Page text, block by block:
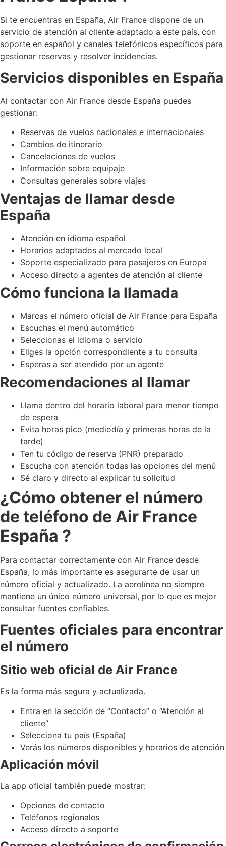
Si te encuentras en España, Air France dispone de un
servicio de atención al cliente adaptado a este país, con
soporte en español y canales telefónicos específicos para
gestionar reservas y resolver incidencias.
Servicios disponibles en España
Al contactar con Air France desde España puedes
gestionar:
Reservas de vuelos nacionales e internacionales
Cambios de itinerario
Cancelaciones de vuelos
Información sobre equipaje
Consultas generales sobre viajes
Ventajas de llamar desde
España
Atención en idioma español
Horarios adaptados al mercado local
Soporte especializado para pasajeros en Europa
Acceso directo a agentes de atención al cliente
Cómo funciona la llamada
Marcas el número oficial de Air France para España
Escuchas el menú automático
Seleccionas el idioma o servicio
Eliges la opción correspondiente a tu consulta
Esperas a ser atendido por un agente
Recomendaciones al llamar
Llama dentro del horario laboral para menor tiempo
de espera
Evita horas pico (mediodía y primeras horas de la
tarde)
Ten tu código de reserva (PNR) preparado
Escucha con atención todas las opciones del menú
Sé claro y directo al explicar tu solicitud
¿Cómo obtener el número
de teléfono de Air France
España ?
Para contactar correctamente con Air France desde
España, lo más importante es asegurarte de usar un
número oficial y actualizado. La aerolínea no siempre
mantiene un único número universal, por lo que es mejor
consultar fuentes confiables.
Fuentes oficiales para encontrar
el número
Sitio web oficial de Air France
Es la forma más segura y actualizada.
Entra en la sección de “Contacto” o “Atención al
cliente”
Selecciona tu país (España)
Verás los números disponibles y horarios de atención
Aplicación móvil
La app oficial también puede mostrar:
Opciones de contacto
Teléfonos regionales
Acceso directo a soporte